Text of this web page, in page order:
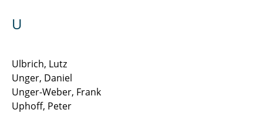
U
Ulbrich, Lutz
Unger, Daniel
Unger-Weber, Frank
Uphoff, Peter